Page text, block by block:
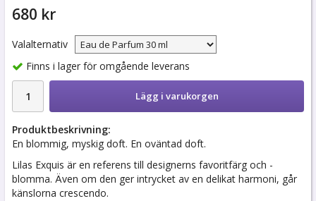
680 kr
Valalternativ
Finns i lager för omgående leverans
Lägg i varukorgen
Produktbeskrivning:
En blommig, myskig doft. En oväntad doft.
Lilas Exquis är en referens till designerns favoritfärg och -
blomma. Även om den ger intrycket av en delikat harmoni, går
känslorna crescendo.